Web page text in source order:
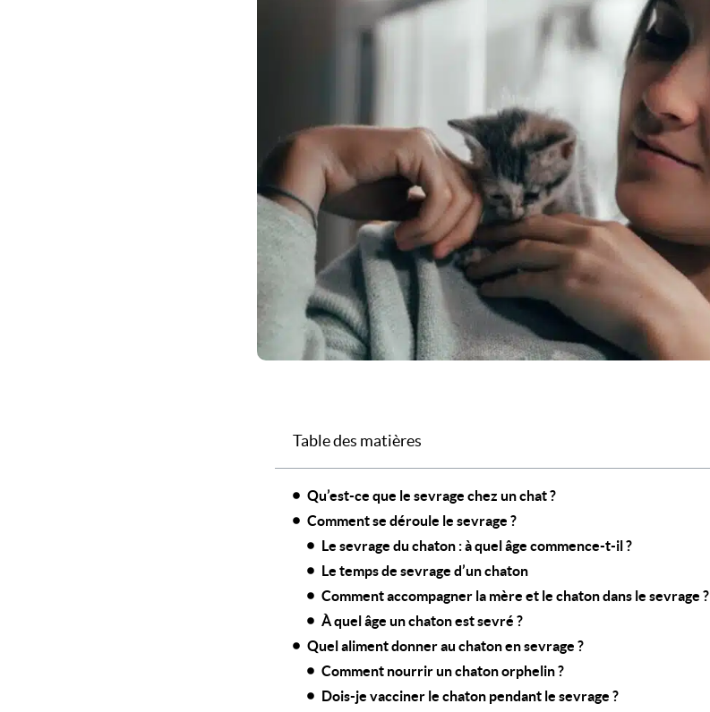
Table des matières
Qu’est-ce que le sevrage chez un chat ?
Comment se déroule le sevrage ?
Le sevrage du chaton : à quel âge commence-t-il ?
Le temps de sevrage d’un chaton
Comment accompagner la mère et le chaton dans le sevrage ?
À quel âge un chaton est sevré ?
Quel aliment donner au chaton en sevrage ?
Comment nourrir un chaton orphelin ?
Dois-je vacciner le chaton pendant le sevrage ?